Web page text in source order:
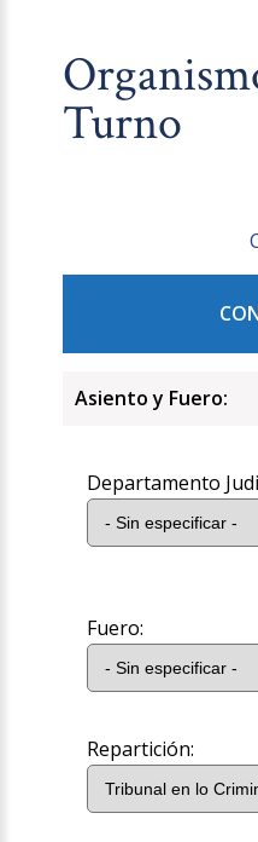
Turno
Asiento y Fuero:
Departamento
Fuero:
Repartición: